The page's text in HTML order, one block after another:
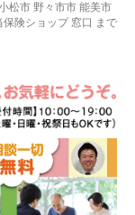
松市 野々市市 能美市
保険ショップ 窓口 まで